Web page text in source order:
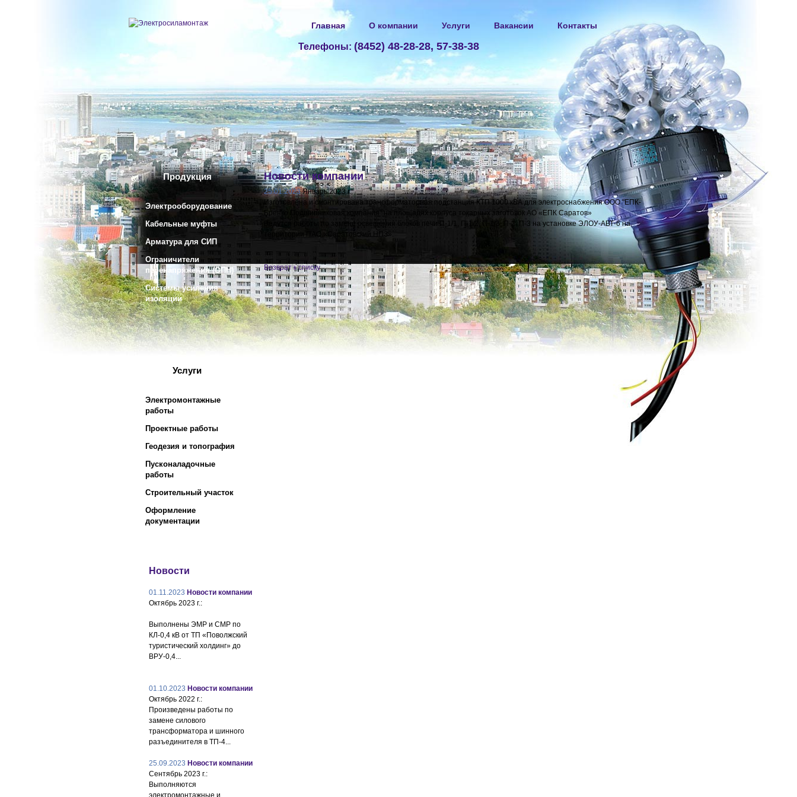
Главная О компании Услуги Вакансии Контакты
Телефоны: (8452) 48-28-28, 57-38-38
Новости компании
25.01.2023Январь 2023 г.:
Изготовлена и смонтирована трансформаторная подстанция КТП 1000 кВА для электроснабжения ООО "ЕПК-
Бренко Подшипниковая компания" на площадях корпуса токарных заготовок АО «ЕПК Саратов»
Ведутся работы по замене освещения блоков печи П-1/1, П-1/2, П-1/3, П-2, П-3 на установке ЭЛОУ-АВТ-6 на
территории ПАО «Саратовский НПЗ».
Возврат к списку
Продукция
Электрооборудование
Кабельные муфты
Арматура для СИП
Ограничители
перенапряжения (ОПН)
Системы усиления
изоляции
Услуги
Электромонтажные
работы
Проектные работы
Геодезия и топография
Пусконаладочные
работы
Строительный участок
Оформление
документации
Новости
01.11.2023 Новости компании
Октябрь 2023 г.:
Выполнены ЭМР и СМР по
КЛ-0,4 кВ от ТП «Поволжский
туристический холдинг» до
ВРУ-0,4...
01.10.2023 Новости компании
Октябрь 2022 г.:
Произведены работы по
замене силового
трансформатора и шинного
разъединителя в ТП-4...
25.09.2023 Новости компании
Сентябрь 2023 г.:
Выполняются
электромонтажные и